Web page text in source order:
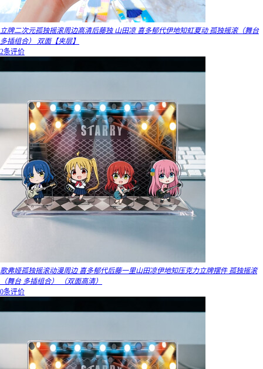
立牌二次元孤独摇滚周边高清后藤独 山田凉 喜多郁代伊地知虹夏动 孤独摇滚（舞台
多插组合） 双面【夹层】
2条评价
歌弗娅孤独摇滚动漫周边 喜多郁代后藤一里山田凉伊地知压克力立牌摆件 孤独摇滚
（舞台 多插组合） （双面高清）
0条评价